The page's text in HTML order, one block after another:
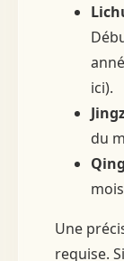
ici).
du
Une
requise.